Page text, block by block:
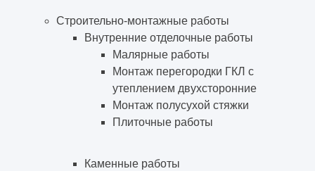
Строительно-монтажные работы
Внутренние отделочные работы
Малярные работы
Монтаж перегородки ГКЛ с
утеплением двухсторонние
Монтаж полусухой стяжки
Плиточные работы
Каменные работы